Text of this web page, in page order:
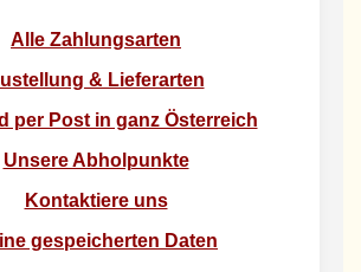
Alle Zahlungsarten
& Lieferarten
per Post in ganz Österreich
Unsere Abholpunkte
Kontaktiere uns
gespeicherten Daten